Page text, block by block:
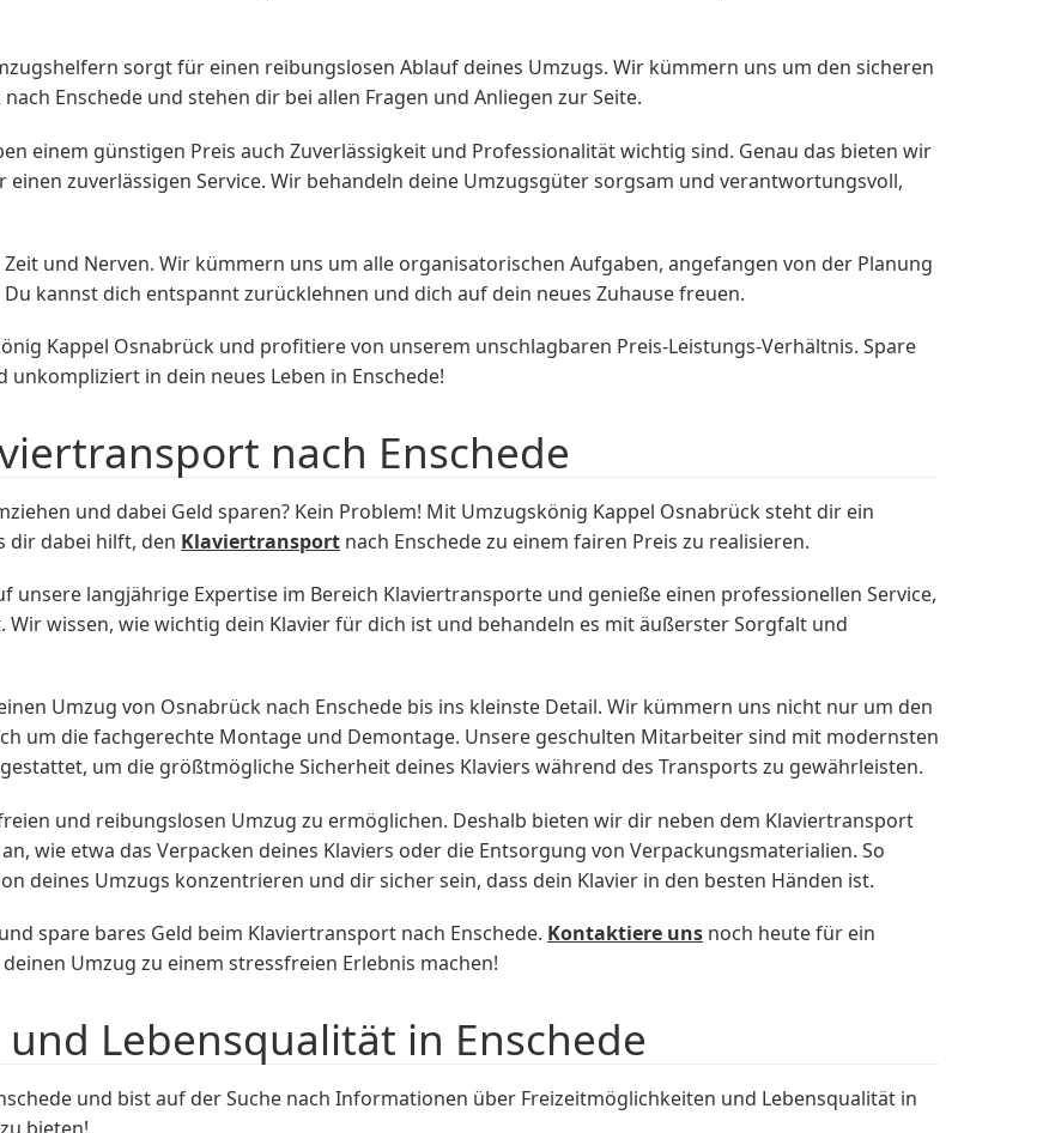
sorgt für einen reibungslosen Ablauf deines Umzugs. Wir kümmern uns um den sicheren
Enschede und stehen dir bei allen Fragen und Anliegen zur Seite.
einem günstigen Preis auch Zuverlässigkeit und Professionalität wichtig sind. Genau das bieten wir
zuverlässigen Service. Wir behandeln deine Umzugsgüter sorgsam und verantwortungsvoll,
und Nerven. Wir kümmern uns um alle organisatorischen Aufgaben, angefangen von der Planung
kannst dich entspannt zurücklehnen und dich auf dein neues Zuhause freuen.
Kappel Osnabrück und profitiere von unserem unschlagbaren Preis-Leistungs-Verhältnis. Spare
in dein neues Leben in Enschede!
nach Enschede
und dabei Geld sparen? Kein Problem! Mit Umzugskönig Kappel Osnabrück steht dir ein
dir dabei hilft, den Klaviertransport nach Enschede zu einem fairen Preis zu realisieren.
unsere langjährige Expertise im Bereich Klaviertransporte und genieße einen professionellen Service,
wissen, wie wichtig dein Klavier für dich ist und behandeln es mit äußerster Sorgfalt und
Umzug von Osnabrück nach Enschede bis ins kleinste Detail. Wir kümmern uns nicht nur um den
um die fachgerechte Montage und Demontage. Unsere geschulten Mitarbeiter sind mit modernsten
um die größtmögliche Sicherheit deines Klaviers während des Transports zu gewährleisten.
und reibungslosen Umzug zu ermöglichen. Deshalb bieten wir dir neben dem Klaviertransport
wie etwa das Verpacken deines Klaviers oder die Entsorgung von Verpackungsmaterialien. So
deines Umzugs konzentrieren und dir sicher sein, dass dein Klavier in den besten Händen ist.
spare bares Geld beim Klaviertransport nach Enschede. Kontaktiere uns noch heute für ein
Umzug zu einem stressfreien Erlebnis machen!
Lebensqualität in Enschede
und bist auf der Suche nach Informationen über Freizeitmöglichkeiten und Lebensqualität in